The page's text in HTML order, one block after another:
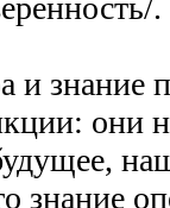
.
и знание
они
знание